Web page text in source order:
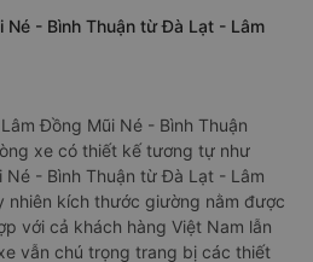
- Bình Thuận từ Đà Lạt - Lâm
Đồng Mũi Né - Bình Thuận
xe có thiết kế tương tự như
Né - Bình Thuận từ Đà Lạt - Lâm
nhiên kích thước giường nằm được
với cả khách hàng Việt Nam lẫn
vẫn chú trọng trang bị các thiết